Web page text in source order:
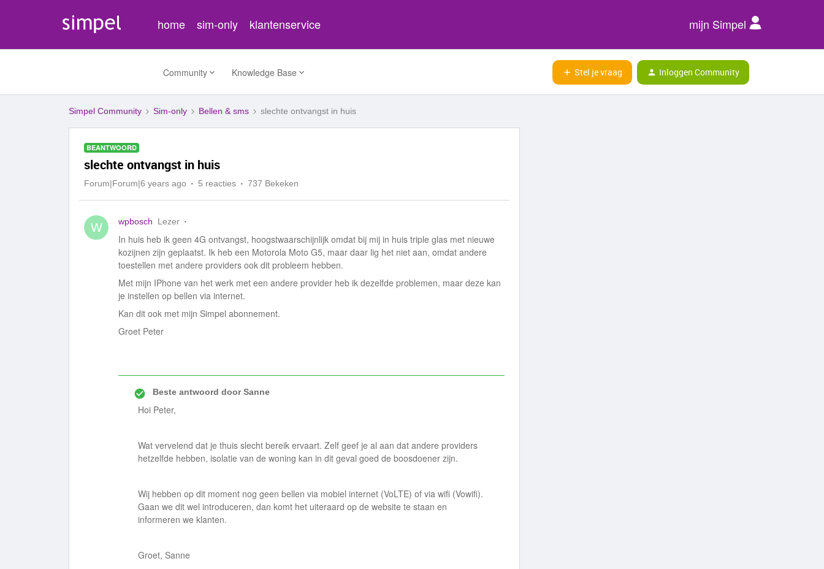
home sim-only klantenservice mijn Simpel
Community Knowledge Base Stel je vraag Inloggen Community
Simpel Community Sim-only Bellen & sms slechte ontvangst in huis
BEANTWOORD
slechte ontvangst in huis
Forum|Forum|6 years ago 5 reacties 737 Bekeken
W wpbosch Lezer
In huis heb ik geen 4G ontvangst, hoogstwaarschijnlijk omdat bij mij in huis triple glas met nieuwe
kozijnen zijn geplaatst. Ik heb een Motorola Moto G5, maar daar lig het niet aan, omdat andere
toestellen met andere providers ook dit probleem hebben.
Met mijn IPhone van het werk met een andere provider heb ik dezelfde problemen, maar deze kan
je instellen op bellen via internet.
Kan dit ook met mijn Simpel abonnement.
Groet Peter
Beste antwoord doorSanne
Hoi Peter,
Wat vervelend dat je thuis slecht bereik ervaart. Zelf geef je al aan dat andere providers
hetzelfde hebben, isolatie van de woning kan in dit geval goed de boosdoener zijn.
Wij hebben op dit moment nog geen bellen via mobiel internet (VoLTE) of via wifi (Vowifi).
Gaan we dit wel introduceren, dan komt het uiteraard op de website te staan en
informeren we klanten.
Groet, Sanne